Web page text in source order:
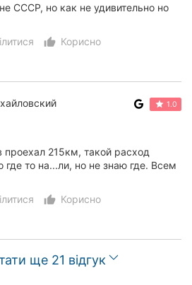
СССР, но как не удивительно но
thumb_up_alt
Корисно
1.0
проехал 215км, такой расход
то на...ли, но не знаю где. Всем
thumb_up_alt
Корисно
ще 21 відгук